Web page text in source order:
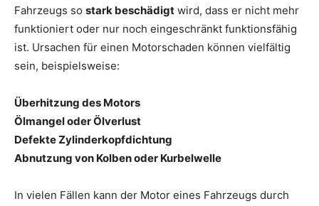
Fahrzeugs so stark beschädigt wird, dass er nicht mehr
funktioniert oder nur noch eingeschränkt funktionsfähig
ist. Ursachen für einen Motorschaden können vielfältig
sein, beispielsweise:
Überhitzung des Motors
Ölmangel oder Ölverlust
Defekte Zylinderkopfdichtung
Abnutzung von Kolben oder Kurbelwelle
In vielen Fällen kann der Motor eines Fahrzeugs durch